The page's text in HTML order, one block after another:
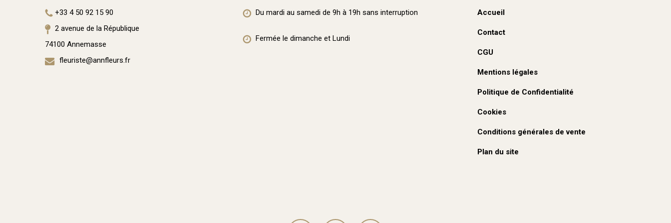
+33 4 50 92 15 90
2 avenue de la République
74100 Annemasse
fleuriste@annfleurs.fr
Du mardi au samedi de 9h à 19h sans interruption
Fermée le dimanche et Lundi
Accueil
Contact
CGU
Mentions légales
Politique de Confidentialité
Cookies
Conditions générales de vente
Plan du site